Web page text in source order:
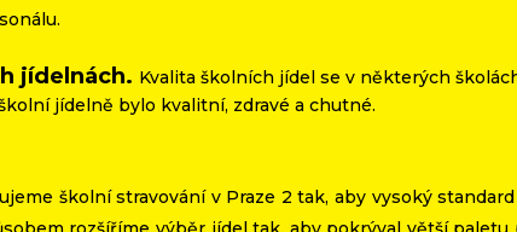
jídelnách. Kvalita školních jídel se v některých
jídelně bylo kvalitní, zdravé a chutné.
školní stravování v Praze 2 tak, aby vysoký